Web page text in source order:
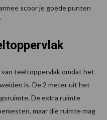
scoor je goede punten
teeltoppervlak omdat het
is. De 2 meter uit het
De extra ruimte
maar die ruimte mag